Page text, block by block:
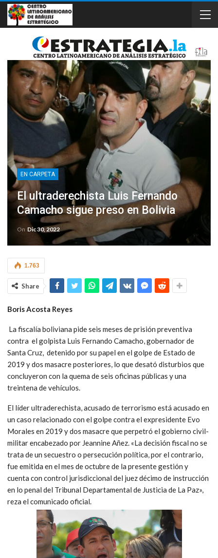
EN CARPETA
El ultraderechista Luis Fernando
Camacho sigue preso en Bolivia
On Dic 30, 2022
1.763
Share
Boris Acosta Reyes
La fiscalía boliviana pide seis meses de prisión preventiva
contra el golpista Luis Fernando Camacho, gobernador de
Santa Cruz, detenido por su papel en el golpe de Estado de
2019 y dos masacre posteriores, lo que desató disturbios que
concluyeron con la quema de seis oficinas públicas y una
treintena de vehículos.
El líder ultraderechista, acusado de terrorismo está acusado en
un caso relacionado con el golpe contra el expresidente Evo
Morales en 2019 y dos masacre que perpetró el gobierno civil-
militar encabezado por Jeannine Añez. «La decisión fiscal no se
trata de un secuestro o persecución política, por el contrario,
fue emitida en el mes de octubre de la presente gestión y
cuenta con control jurisdiccional del juez décimo de instrucción
en lo penal del Tribunal Departamental de Justicia de La Paz»,
reza el comunicado oficial.